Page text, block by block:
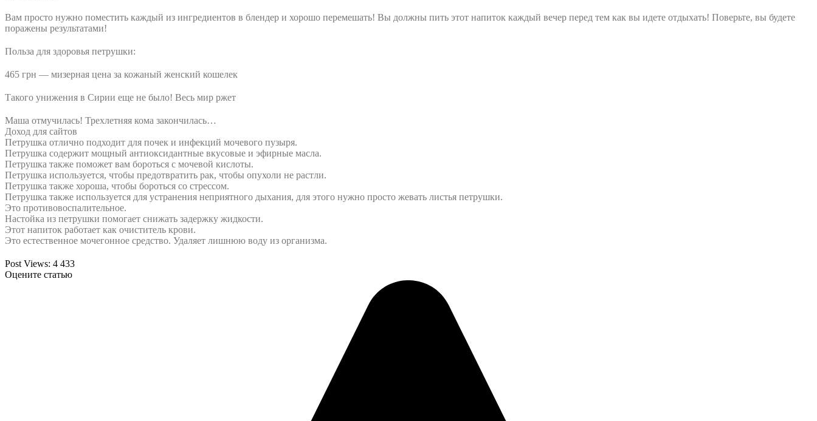
Вам просто нужно поместить каждый из ингредиентов в блендер и хорошо перемешать! Вы должны пить этот напиток каждый вечер перед тем как вы идете отдыхать! Поверьте, вы будете
поражены результатами!
Польза для здоровья петрушки:
465 грн — мизерная цена за кожаный женский кошелек
Такого унижения в Сирии еще не было! Весь мир ржет
Маша отмучилась! Трехлетняя кома закончилась…
Доход для сайтов
Петрушка отлично подходит для почек и инфекций мочевого пузыря.
Петрушка содержит мощный антиоксидантные вкусовые и эфирные масла.
Петрушка также поможет вам бороться с мочевой кислоты.
Петрушка используется, чтобы предотвратить рак, чтобы опухоли не растли.
Петрушка также хороша, чтобы бороться со стрессом.
Петрушка также используется для устранения неприятного дыхания, для этого нужно просто жевать листья петрушки.
Это противовоспалительное.
Настойка из петрушки помогает снижать задержку жидкости.
Этот напиток работает как очиститель крови.
Это естественное мочегонное средство. Удаляет лишнюю воду из организма.
Post Views: 4 433
Оцените статью